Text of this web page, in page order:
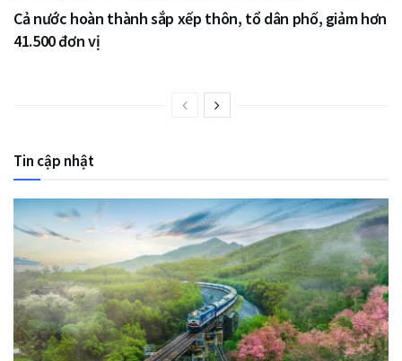
Cả nước hoàn thành sắp xếp thôn, tổ dân phố, giảm hơn
41.500 đơn vị
Tin cập nhật